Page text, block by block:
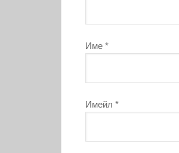
Име *
Имейл *